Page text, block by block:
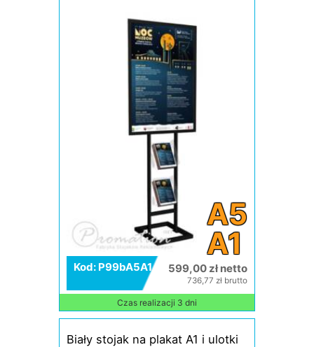
A5
A1
Kod: P99bA5A1 599,00 zł netto
736,77 zł brutto
Czas realizacji 3 dni
Biały stojak na plakat A1 i ulotki